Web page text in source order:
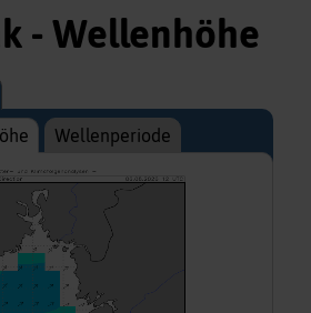
- Wellenhöhe
Wellenperiode